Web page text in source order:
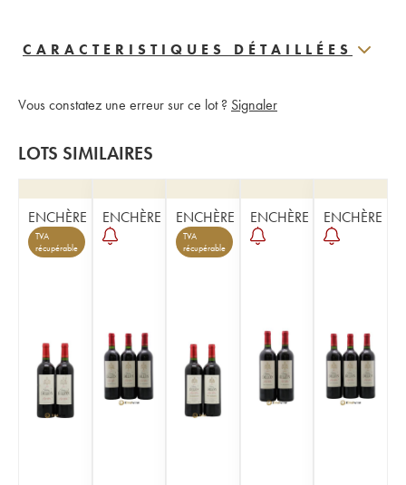
CARACTERISTIQUES DÉTAILLÉES
Vous constatez une erreur sur ce lot ? Signaler
LOTS SIMILAIRES
ENCHÈRE
TVA
récupérable
ENCHÈRE ENCHÈRE
TVA
récupérable
ENCHÈRE ENCHÈRE